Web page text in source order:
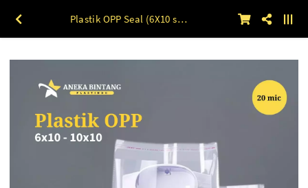
Plastik OPP Seal (6X10 s/d 10X10) 20 mic 100lbr 7 x 10